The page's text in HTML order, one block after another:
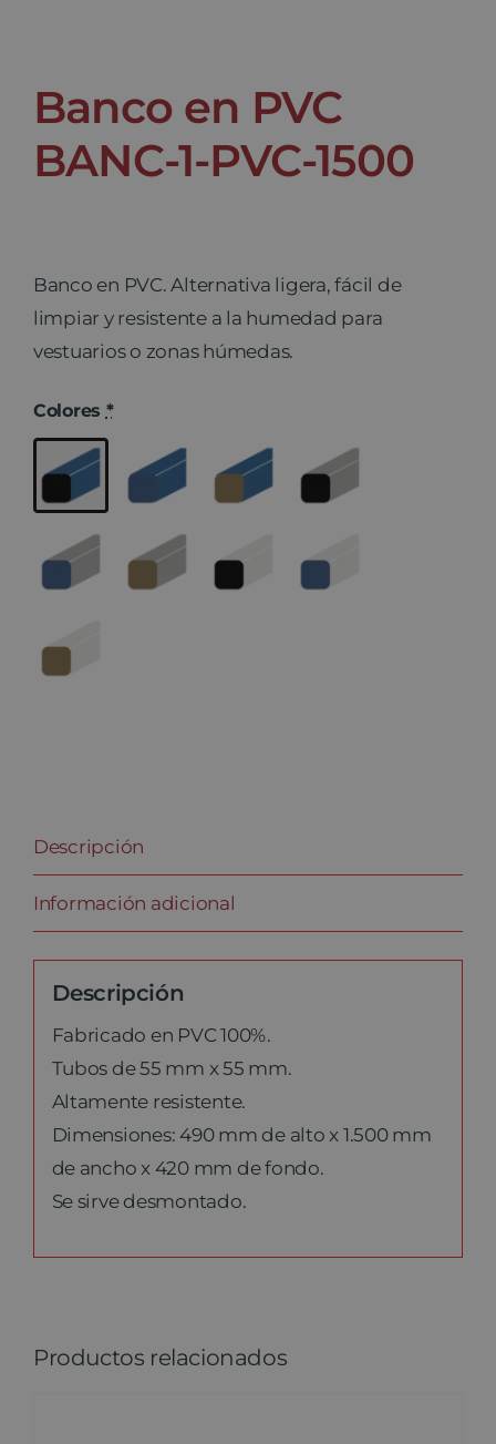
Banco en PVC
BANC-1-PVC-1500
Banco en PVC. Alternativa ligera, fácil de
limpiar y resistente a la humedad para
vestuarios o zonas húmedas.
Colores *
Descripción
Información adicional
Descripción
Fabricado en PVC 100%.
Tubos de 55 mm x 55 mm.
Altamente resistente.
Dimensiones: 490 mm de alto x 1.500 mm
de ancho x 420 mm de fondo.
Se sirve desmontado.
Productos relacionados